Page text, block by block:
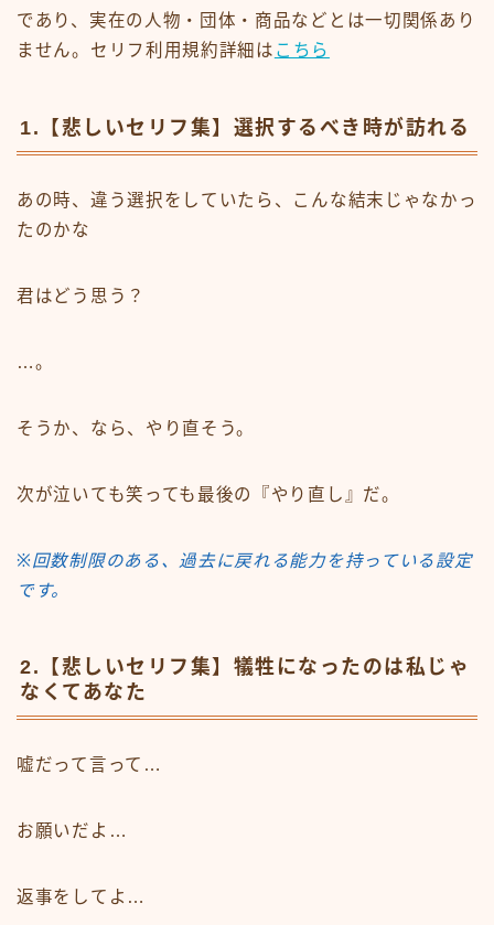
であり、実在の人物・団体・商品などとは一切関係あり
ません。セリフ利用規約詳細は こちら
1.【悲しいセリフ集】選択するべき時が訪れる
あの時、違う選択をしていたら、こんな結末じゃなかっ
たのかな
君はどう思う？
…。
そうか、なら、やり直そう。
次が泣いても笑っても最後の『やり直し』だ。
※回数制限のある、過去に戻れる能力を持っている設定
です。
2.【悲しいセリフ集】犠牲になったのは私じゃ
なくてあなた
嘘だって言って…
お願いだよ…
返事をしてよ…